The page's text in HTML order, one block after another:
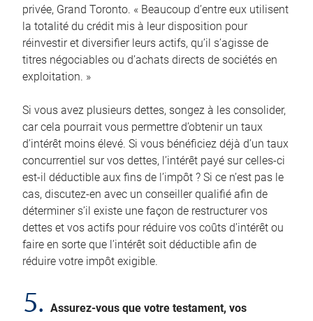
privée, Grand Toronto. « Beaucoup d’entre eux utilisent
la totalité du crédit mis à leur disposition pour
réinvestir et diversifier leurs actifs, qu’il s’agisse de
titres négociables ou d’achats directs de sociétés en
exploitation. »
Si vous avez plusieurs dettes, songez à les consolider,
car cela pourrait vous permettre d’obtenir un taux
d’intérêt moins élevé. Si vous bénéficiez déjà d’un taux
concurrentiel sur vos dettes, l’intérêt payé sur celles-ci
est-il déductible aux fins de l’impôt ? Si ce n’est pas le
cas, discutez-en avec un conseiller qualifié afin de
déterminer s’il existe une façon de restructurer vos
dettes et vos actifs pour réduire vos coûts d’intérêt ou
faire en sorte que l’intérêt soit déductible afin de
réduire votre impôt exigible.
5. Assurez-vous que votre testament, vos